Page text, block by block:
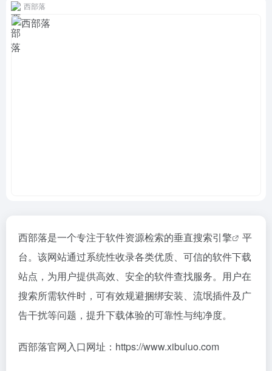
西部落
西部落是一个专注于软件资源检索的垂直搜索引擎
平
台。该网站通过系统性收录各类优质、可信的软件下载
站点，为用户提供高效、安全的软件查找服务。用户在
搜索所需软件时，可有效规避捆绑安装、流氓插件及广
告干扰等问题，提升下载体验的可靠性与纯净度。
西部落官网入口网址：https://www.xibuluo.com